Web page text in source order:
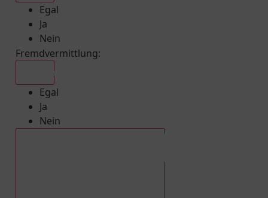
Egal
Ja
Nein
Fremdvermittlung:
Egal
Ja
Nein